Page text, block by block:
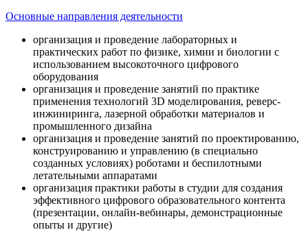
Основные направления деятельности
организация и проведение лабораторных и
практических работ по физике, химии и биологии с
использованием высокоточного цифрового
оборудования
организация и проведение занятий по практике
применения технологий 3D моделирования, реверс-
инжиниринга, лазерной обработки материалов и
промышленного дизайна
организация и проведение занятий по проектированию,
конструированию и управлению (в специально
созданных условиях) роботами и беспилотными
летательными аппаратами
организация практики работы в студии для создания
эффективного цифрового образовательного контента
(презентации, онлайн-вебинары, демонстрационные
опыты и другие)